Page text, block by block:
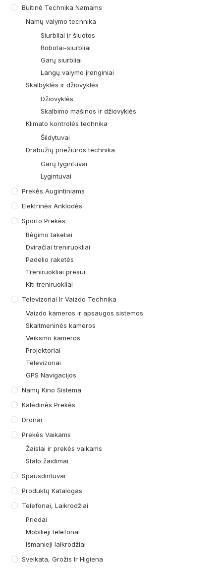
Buitinė Technika Namams
Namų valymo technika
Siurbliai ir šluotos
Robotai-siurbliai
Garų siurbliai
Langų valymo įrenginiai
Skalbyklės ir džiovyklės
Džiovyklės
Skalbimo mašinos ir džiovyklės
Klimato kontrolės technika
Šildytuvai
Drabužių priežiūros technika
Garų lygintuvai
Lygintuvai
Prekės Augintiniams
Elektrinės Anklodės
Sporto Prekės
Bėgimo takeliai
Dviračiai treniruokliai
Padelio raketės
Treniruokliai presui
Kiti treniruokliai
Televizoriai Ir Vaizdo Technika
Vaizdo kameros ir apsaugos sistemos
Skaitmeninės kameros
Veiksmo kameros
Projektoriai
Televizoriai
GPS Navigacijos
Namų Kino Sistema
Kalėdinės Prekės
Dronai
Prekės Vaikams
Žaislai ir prekės vaikams
Stalo žaidimai
Spausdintuvai
Produktų Katalogas
Telefonai, Laikrodžiai
Priedai
Mobilieji telefonai
Išmanieji laikrodžiai
Sveikata, Grožis Ir Higiena